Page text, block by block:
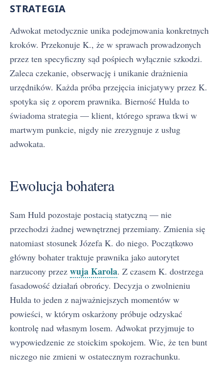
STRATEGIA
Adwokat metodycznie unika podejmowania konkretnych
kroków. Przekonuje K., że w sprawach prowadzonych
przez ten specyficzny sąd pośpiech wyłącznie szkodzi.
Zaleca czekanie, obserwację i unikanie drażnienia
urzędników. Każda próba przejęcia inicjatywy przez K.
spotyka się z oporem prawnika. Bierność Hulda to
świadoma strategia — klient, którego sprawa tkwi w
martwym punkcie, nigdy nie zrezygnuje z usług
adwokata.
Ewolucja bohatera
Sam Huld pozostaje postacią statyczną — nie
przechodzi żadnej wewnętrznej przemiany. Zmienia się
natomiast stosunek Józefa K. do niego. Początkowo
główny bohater traktuje prawnika jako autorytet
narzucony przez wuja Karola. Z czasem K. dostrzega
fasadowość działań obrońcy. Decyzja o zwolnieniu
Hulda to jeden z najważniejszych momentów w
powieści, w którym oskarżony próbuje odzyskać
kontrolę nad własnym losem. Adwokat przyjmuje to
wypowiedzenie ze stoickim spokojem. Wie, że ten bunt
niczego nie zmieni w ostatecznym rozrachunku.